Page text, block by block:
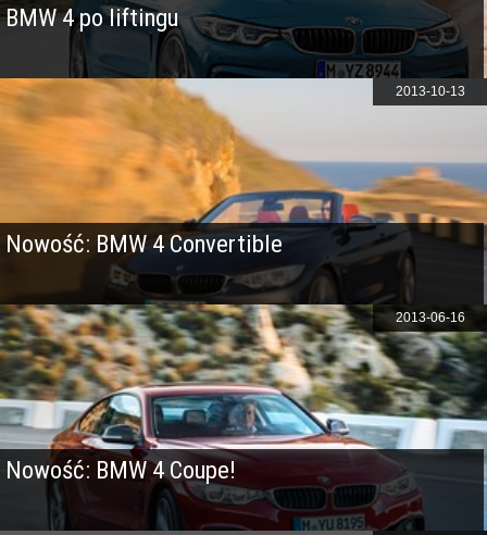
BMW 4 po liftingu
Nowość: BMW 4 Convertible
2013-10-13
Nowość: BMW 4 Coupe!
2013-06-16